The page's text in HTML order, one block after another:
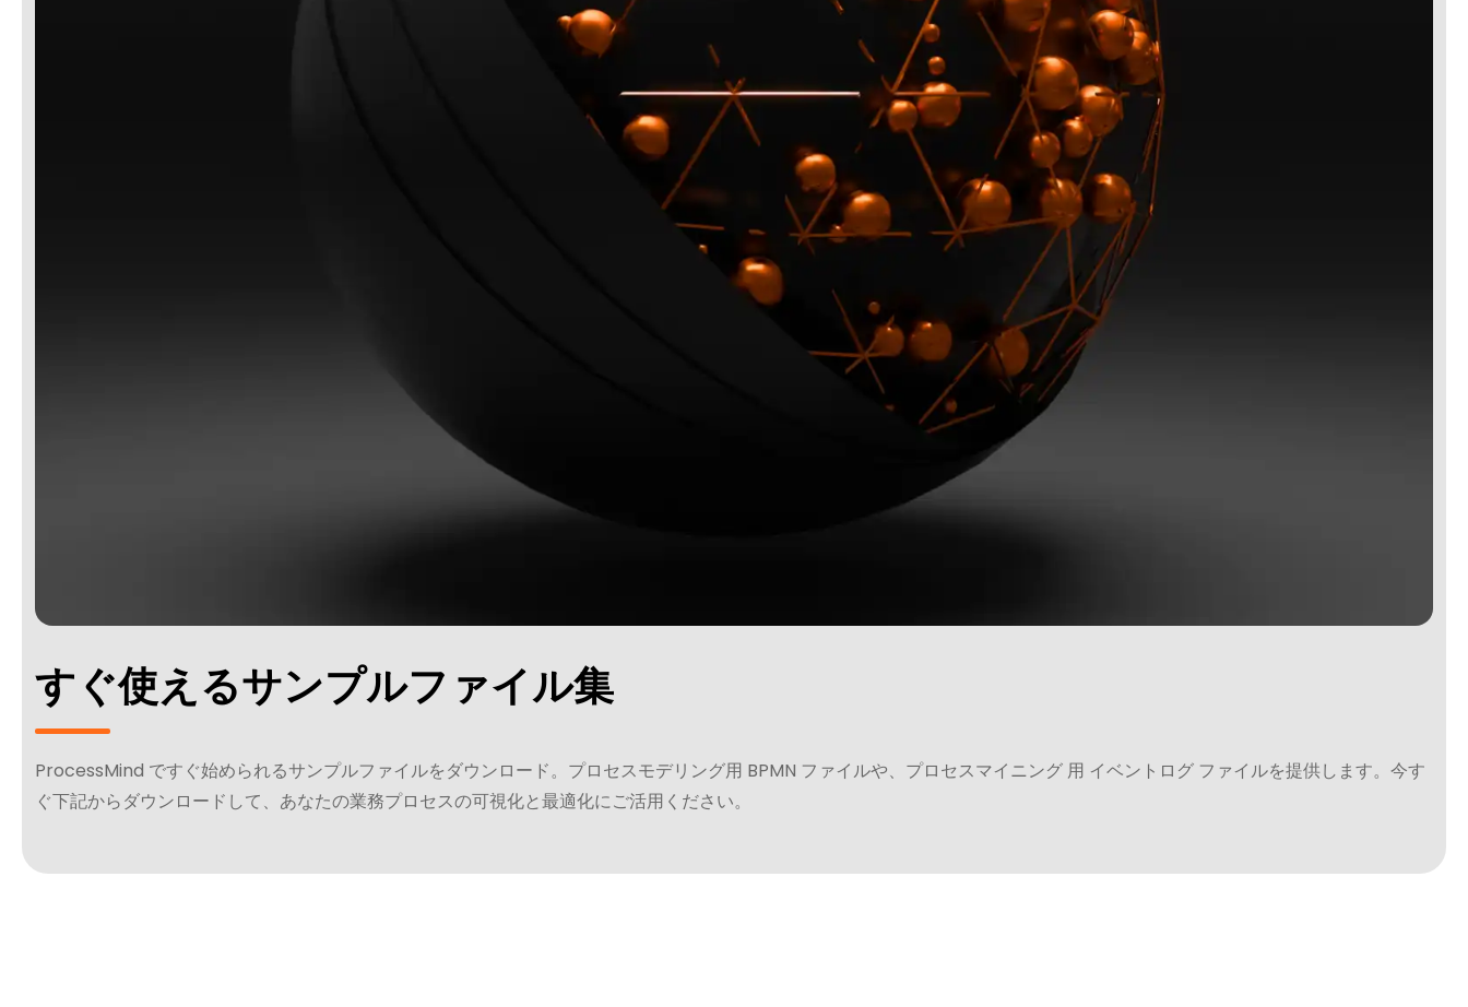
すぐ使えるサンプルファイル集
ProcessMind ですぐ始められるサンプルファイルをダウンロード。プロセスモデリング用 BPMN ファイルや、プロセスマイニング 用 イベントログ ファイルを提供します。今す
ぐ下記からダウンロードして、あなたの業務プロセスの可視化と最適化にご活用ください。